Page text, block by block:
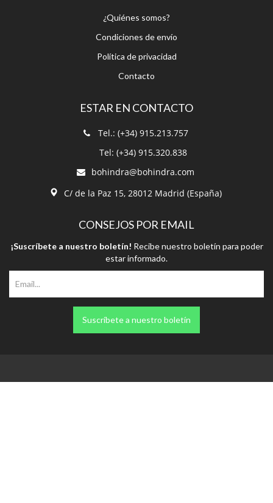
¿Quiénes somos?
Condiciones de envío
Política de privacidad
Contacto
ESTAR EN CONTACTO
Tel.: (+34) 915.213.757
Tel: (+34) 915.320.838
bohindra@bohindra.com
C/ de la Paz 15, 28012 Madrid (España)
CONSEJOS POR EMAIL
¡Suscríbete a nuestro boletín! Recibe nuestro boletín para poder
estar informado.
Suscríbete a nuestro boletín